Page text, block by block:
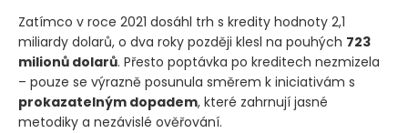
Zatímco v roce 2021 dosáhl trh s kredity hodnoty 2,1
miliardy dolarů, o dva roky později klesl na pouhých 723
milionů dolarů. Přesto poptávka po kreditech nezmizela
– pouze se výrazně posunula směrem k iniciativám s
prokazatelným dopadem, které zahrnují jasné
metodiky a nezávislé ověřování.